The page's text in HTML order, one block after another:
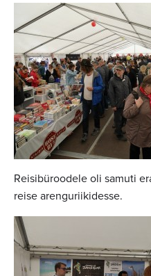
Reisibüroodele oli samuti
reise arenguriikidesse.